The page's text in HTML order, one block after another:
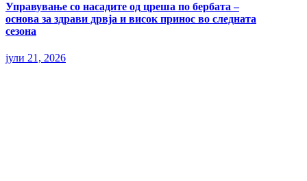
Управување со насадите од цреша по бербата –
основа за здрави дрвја и висок принос во следната
сезона
јули 21, 2026